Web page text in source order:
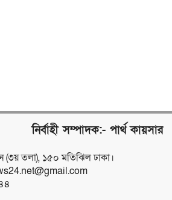
নির্বাহী সম্পাদক:- পার্থ কায়সার
(৩য় তলা), ১৫০ মতিঝিল ঢাকা।